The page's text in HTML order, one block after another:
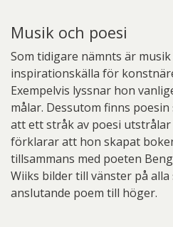
Musik och poesi
Som tidigare nämnts är
inspirationskälla för
Exempelvis lyssnar hon
målar. Dessutom finns
att ett stråk av poesi
förklarar att hon skapat
tillsammans med poeten
Wiiks bilder till vänster på
anslutande poem till höger.